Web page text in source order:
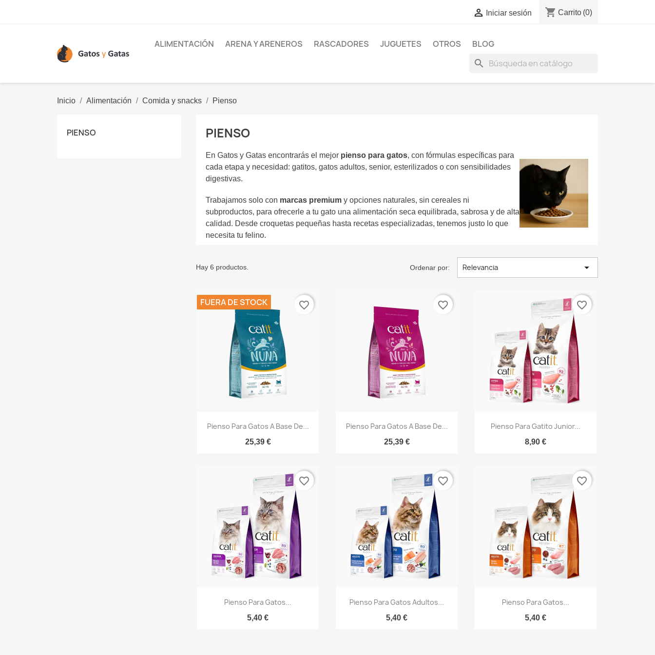
 Iniciar sesión shopping_cart Carrito (0)
ALIMENTACIÓN ARENA Y ARENEROS RASCADORES JUGUETES OTROS BLOG
search
Inicio Alimentación Comida y snacks Pienso
PIENSO PIENSO
En Gatos y Gatas encontrarás el mejor pienso para gatos, con fórmulas específicas para
cada etapa y necesidad: gatitos, gatos adultos, senior, esterilizados o con sensibilidades
digestivas.
Trabajamos solo con marcas premium y opciones naturales, sin cereales ni
subproductos, para ofrecerle a tu gato una alimentación seca equilibrada, sabrosa y de alta
calidad. Desde croquetas pequeñas hasta recetas especializadas, tenemos justo lo que
necesita tu felino.
Hay 6 productos. Ordenar por: Relevancia 
 Vista rápida
Pienso Para Gatos A Base De...
25,39 €
FUERA DE STOCK favorite_border
 Vista rápida
Pienso Para Gatos A Base De...
25,39 €
favorite_border
Vista rápida
Pienso Para Gatito Junior...
8,90 €
favorite_border
 Vista rápida
Pienso Para Gatos...
5,40 €
favorite_border
 Vista rápida
Pienso Para Gatos Adultos...
5,40 €
favorite_border
 Vista rápida
Pienso Para Gatos...
5,40 €
favorite_border